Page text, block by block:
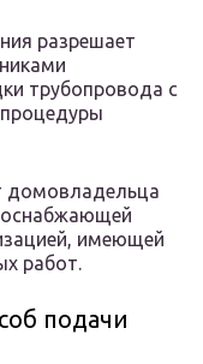
разрешает
трубопровода с
домовладельца
имеющей
работ.
подачи